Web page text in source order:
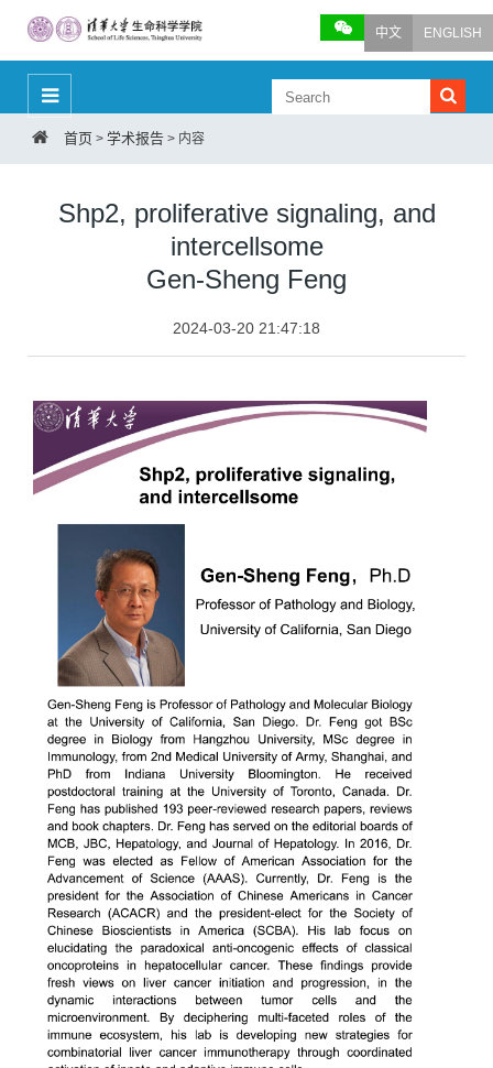
中文 ENGLISH
首页 > 学术报告 > 内容
Shp2, proliferative signaling, and
intercellsome
Gen-Sheng Feng
2024-03-20 21:47:18